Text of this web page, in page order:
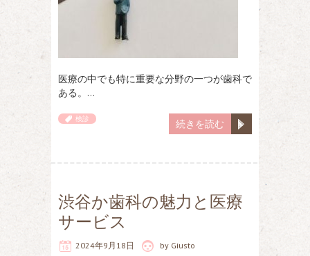
医療の中でも特に重要な分野の一つが歯科で
ある。…
続きを読む
検診
渋谷か歯科の魅力と医療
サービス
2024年9月18日 by Giusto